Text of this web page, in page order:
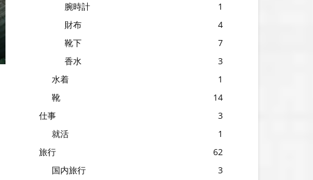
腕時計
1
財布
4
靴下
7
香水
3
水着
1
靴
14
仕事
3
就活
1
旅行
62
国内旅行
3